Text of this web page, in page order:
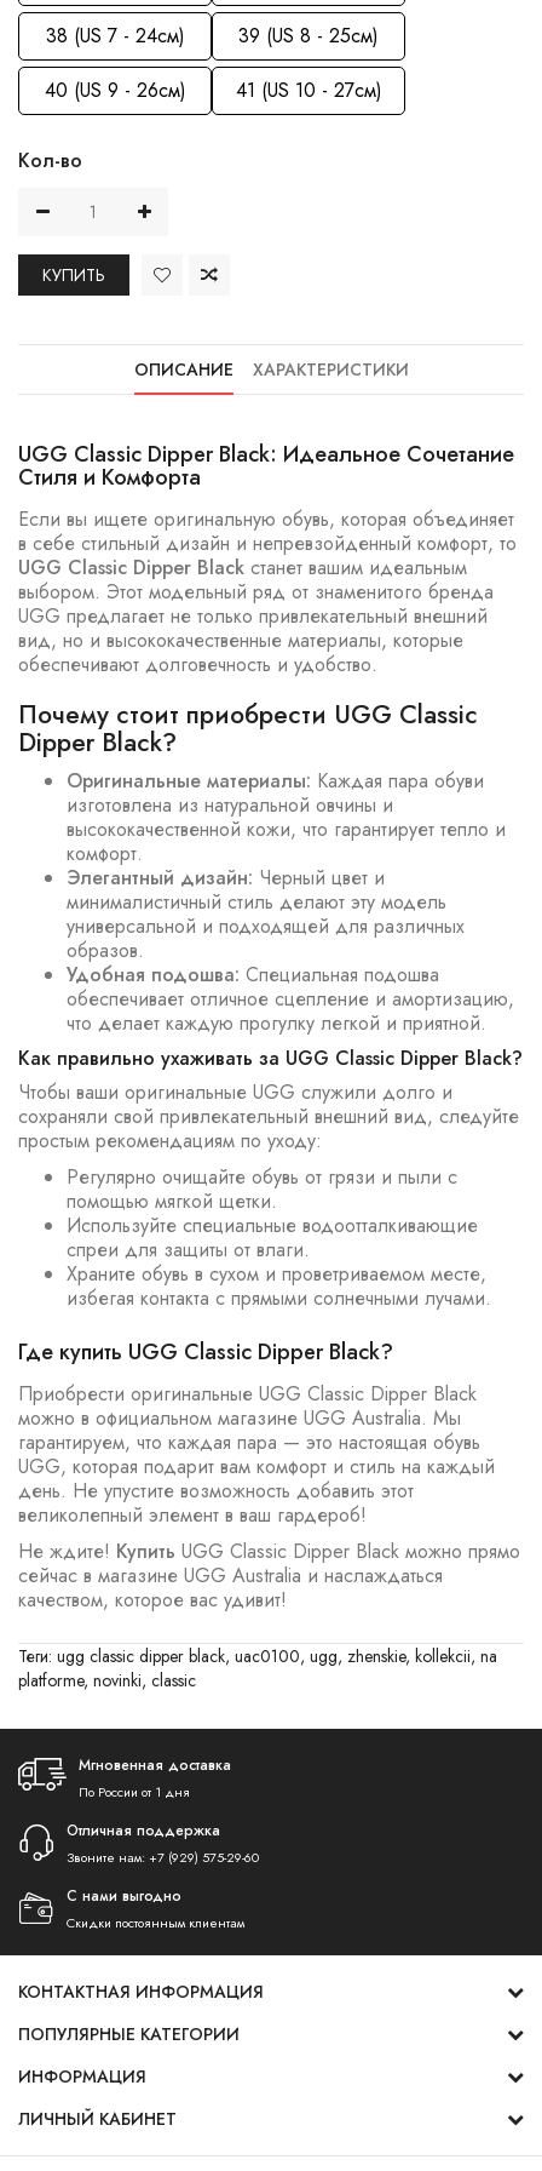
38 (US 7 - 24см)
39 (US 8 - 25см)
40 (US 9 - 26см)
41 (US 10 - 27см)
Кол-во
КУПИТЬ
ОПИСАНИЕ ХАРАКТЕРИСТИКИ
UGG Classic Dipper Black: Идеальное Сочетание
Стиля и Комфорта
Если вы ищете оригинальную обувь, которая объединяет
в себе стильный дизайн и непревзойденный комфорт, то
UGG Classic Dipper Black станет вашим идеальным
выбором. Этот модельный ряд от знаменитого бренда
UGG предлагает не только привлекательный внешний
вид, но и высококачественные материалы, которые
обеспечивают долговечность и удобство.
Почему стоит приобрести UGG Classic
Dipper Black?
Оригинальные материалы: Каждая пара обуви
изготовлена из натуральной овчины и
высококачественной кожи, что гарантирует тепло и
комфорт.
Элегантный дизайн: Черный цвет и
минималистичный стиль делают эту модель
универсальной и подходящей для различных
образов.
Удобная подошва: Специальная подошва
обеспечивает отличное сцепление и амортизацию,
что делает каждую прогулку легкой и приятной.
Как правильно ухаживать за UGG Classic Dipper Black?
Чтобы ваши оригинальные UGG служили долго и
сохраняли свой привлекательный внешний вид, следуйте
простым рекомендациям по уходу:
Регулярно очищайте обувь от грязи и пыли с
помощью мягкой щетки.
Используйте специальные водоотталкивающие
спреи для защиты от влаги.
Храните обувь в сухом и проветриваемом месте,
избегая контакта с прямыми солнечными лучами.
Где купить UGG Classic Dipper Black?
Приобрести оригинальные UGG Classic Dipper Black
можно в официальном магазине UGG Australia. Мы
гарантируем, что каждая пара — это настоящая обувь
UGG, которая подарит вам комфорт и стиль на каждый
день. Не упустите возможность добавить этот
великолепный элемент в ваш гардероб!
Не ждите! Купить UGG Classic Dipper Black можно прямо
сейчас в магазине UGG Australia и наслаждаться
качеством, которое вас удивит!
Теги: ugg classic dipper black, uac0100, ugg, zhenskie, kollekcii, na
platforme, novinki, classic
Мгновенная доставка
По России от 1 дня
Отличная поддержка
Звоните нам: +7 (929) 575-29-60
С нами выгодно
Скидки постоянным клиентам
КОНТАКТНАЯ ИНФОРМАЦИЯ
ПОПУЛЯРНЫЕ КАТЕГОРИИ
ИНФОРМАЦИЯ
ЛИЧНЫЙ КАБИНЕТ